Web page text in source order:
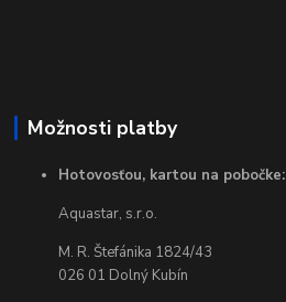
Možnosti platby
Hotovosťou, kartou na pobočke:
Aquastar, s.r.o.
M. R. Štefánika 1824/43
026 01 Dolný Kubín